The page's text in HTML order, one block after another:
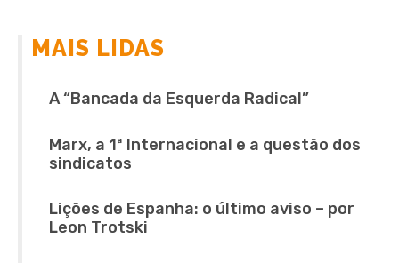
MAIS LIDAS
A “Bancada da Esquerda Radical”
Marx, a 1ª Internacional e a questão dos
sindicatos
Lições de Espanha: o último aviso – por
Leon Trotski